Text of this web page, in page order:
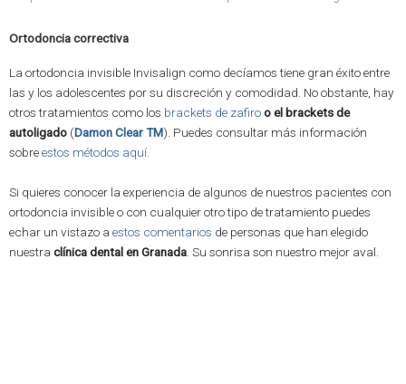
Ortodoncia correctiva
La ortodoncia invisible Invisalign como decíamos tiene gran éxito entre
las y los adolescentes por su discreción y comodidad. No obstante, hay
otros tratamientos como los brackets de zafiroo el brackets de
autoligado (Damon Clear TM). Puedes consultar más información
sobreestos métodos aquí
Si quieres conocer la experiencia de algunos de nuestros pacientes con
ortodoncia invisible o con cualquier otro tipo de tratamiento puedes
echar un vistazo a estos comentarios de personas que han elegido
nuestra clínica dental en Granada . Su sonrisa son nuestro mejor aval.